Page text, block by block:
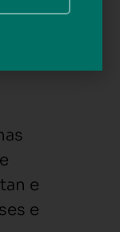
e
e